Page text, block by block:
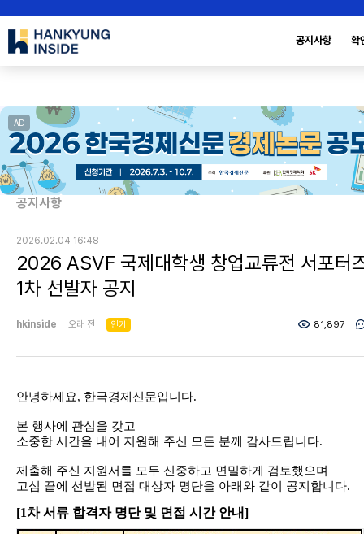
공지사항 확
AD
공지사항
2026.02.04 16:48
2026 ASVF 국제대학생 창업교류전 서포터
1차 선발자 공지
hkinside 오래 전 인기 81,897
안녕하세요, 한국경제신문입니다.
본 행사에 관심을 갖고
소중한 시간을 내어 지원해 주신 모든 분께 감사드립니다.
제출해 주신 지원서를 모두 신중하고 면밀하게 검토했으며
고심 끝에 선발된 면접 대상자 명단을 아래와 같이 공지합니다.
[1차 서류 합격자 명단 및 면접 시간 안내]